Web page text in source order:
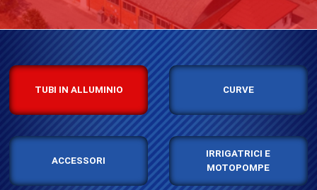
TUBI IN ALLUMINIO CURVE
ACCESSORI
IRRIGATRICI E
MOTOPOMPE